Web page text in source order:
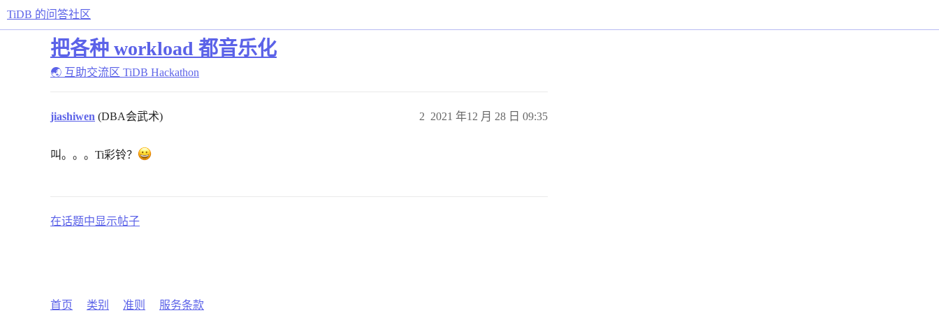
TiDB 的问答社区
把各种 workload 都音乐化
🌏 互助交流区 TiDB Hackathon
jiashiwen (DBA会武术) 2021 年12 月 28 日 09:35
2
叫。。。Ti彩铃？
在话题中显示帖子
首页 类别 准则 服务条款